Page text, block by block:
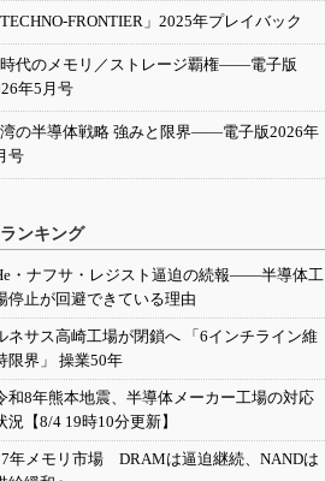
TECHNO-FRONTIER」2025年プレイバック
代のメモリ／ストレージ覇権――電子版
年5月号
の半導体戦略 強みと限界――電子版2026年
号
ンキング
・ナフサ・レジスト逼迫の続報――半導体工
停止が回避できている理由
ネサス高崎工場が閉鎖へ 「6インチライン維
限界」 操業50年
和8年熊本地震、半導体メーカー工場の対応
況【8/4 19時10分更新】
年メモリ市場 DRAMは逼迫継続、NANDは